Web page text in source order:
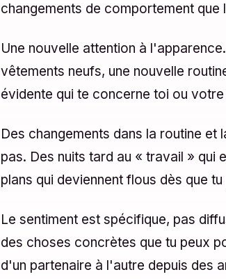
changements de comportement que
Une nouvelle attention à
vêtements neufs, une nouvelle
évidente qui te concerne toi ou
Des changements dans la routine et
pas. Des nuits tard au « travail » qui
plans qui deviennent flous dès que
Le sentiment est spécifique, pas
des choses concrètes que tu peux
d'un partenaire à l'autre depuis des